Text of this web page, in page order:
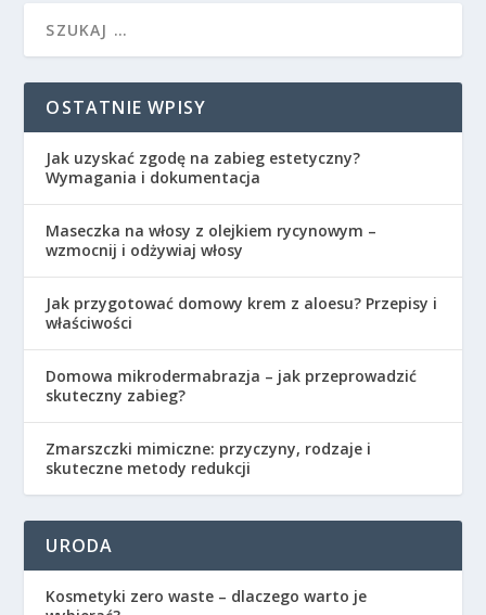
OSTATNIE WPISY
Jak uzyskać zgodę na zabieg estetyczny?
Wymagania i dokumentacja
Maseczka na włosy z olejkiem rycynowym –
wzmocnij i odżywiaj włosy
Jak przygotować domowy krem z aloesu? Przepisy i
właściwości
Domowa mikrodermabrazja – jak przeprowadzić
skuteczny zabieg?
Zmarszczki mimiczne: przyczyny, rodzaje i
skuteczne metody redukcji
URODA
Kosmetyki zero waste – dlaczego warto je